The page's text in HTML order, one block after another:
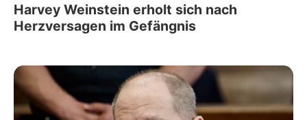
Harvey Weinstein erholt sich nach
Herzversagen im Gefängnis